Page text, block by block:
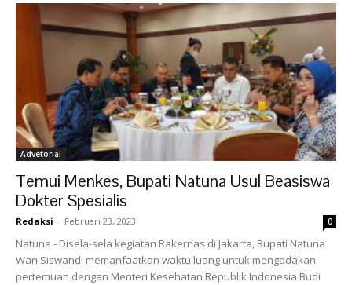
Advetorial
Temui Menkes, Bupati Natuna Usul Beasiswa
Dokter Spesialis
Redaksi - Februari 23, 2023 0
Natuna - Disela-sela kegiatan Rakernas di Jakarta, Bupati Natuna
Wan Siswandi memanfaatkan waktu luang untuk mengadakan
pertemuan dengan Menteri Kesehatan Republik Indonesia Budi